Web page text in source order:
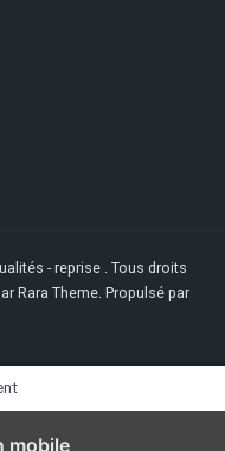
- reprise . Tous droits
Rara Theme. Propulsé par
mobile